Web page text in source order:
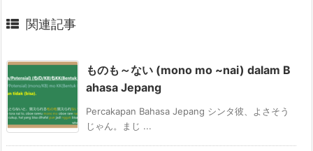
関連記事
ものも～ない (mono mo ~nai) dalam B
ahasa Jepang
Percakapan Bahasa Jepang シンタ彼、よさそう
じゃん。まじ ...